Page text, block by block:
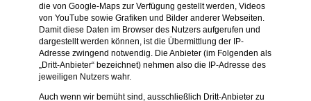
die von Google-Maps zur Verfügung gestellt werden, Videos
von YouTube sowie Grafiken und Bilder anderer Webseiten.
Damit diese Daten im Browser des Nutzers aufgerufen und
dargestellt werden können, ist die Übermittlung der IP-
Adresse zwingend notwendig. Die Anbieter (im Folgenden als
„Dritt-Anbieter“ bezeichnet) nehmen also die IP-Adresse des
jeweiligen Nutzers wahr.
Auch wenn wir bemüht sind, ausschließlich Dritt-Anbieter zu